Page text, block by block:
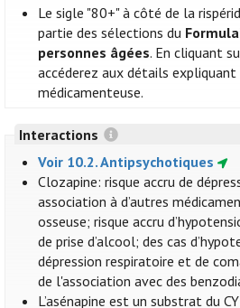
Le sigle "80+" à côté de la
partie des sélections du
personnes âgées. En cliquant
accéderez aux détails expliquant
médicamenteuse.
Interactions
Voir 10.2. Antipsychotiques
Clozapine: risque accru de
association à d’autres
osseuse; risque accru
de prise d’alcool; des cas
dépression respiratoire et de
de l'association avec des
L’asénapine est un substrat du